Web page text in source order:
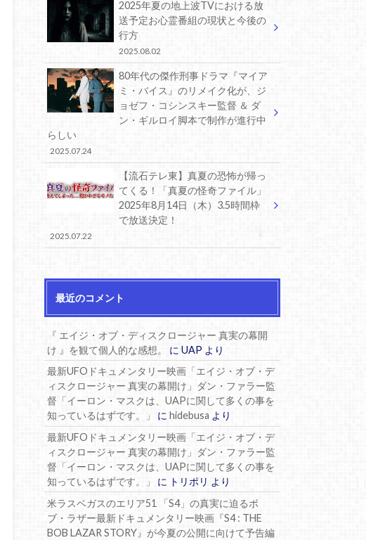
2025年夏の地上波TVにおける放
送予定お心霊番組の現状と今後の
行方
2025.08.02
80年代の傑作刑事ドラマ『マイア
ミ・バイス』のリメイク化が、ジ
ョゼフ・コシンスキー監督 ＆ ダ
ン・ギルロイ脚本で制作が進行中
らしい
2025.07.24
【流石テレ東】真夏の恐怖が帰っ
てくる！「真夏の怪奇ファイル」
2025年8月14日（木）3.5時間枠
で放送決定！
2025.07.22
最近のコメント
『 エイジ・オブ・ディスクロージャー 真実の幕開
け 』を観て個人的な感想。
にUAP より
最新UFOドキュメンタリー映画「エイジ・オブ・デ
ィスクロージャー 真実の幕開け」ダン・ファラー監
督「イーロン・マスクは、UAPに関して多くの事を
知っているはずです。」
にhidebusa より
最新UFOドキュメンタリー映画「エイジ・オブ・デ
ィスクロージャー 真実の幕開け」ダン・ファラー監
督「イーロン・マスクは、UAPに関して多くの事を
知っているはずです。」
に トリポリ より
米ラスベガスのエリア51 「S4」の真実に迫るボ
ブ・ラザー最新ドキュメンタリー映画『S4 : THE
BOB LAZAR STORY』が今夏の公開に向けて予告編